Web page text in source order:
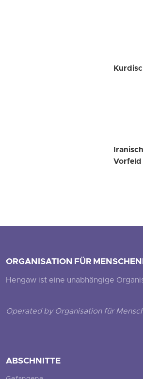
Vorfeld
ORGANISATION FÜR
Hengaw ist eine unabhängige
Operated by Organisation für
ABSCHNITTE